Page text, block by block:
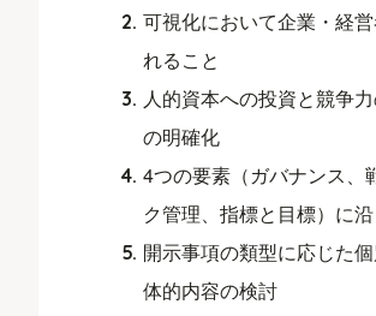
可視化において企業・経
れること
人的資本への投資と競争
の明確化
4つの要素（ガバナンス、
ク管理、指標と目標）に
開示事項の類型に応じた
体的内容の検討